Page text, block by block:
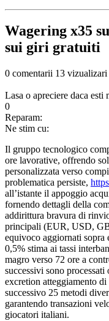
Wagering x35
sui giri gratuiti
0 comentarii 13 vizualizari
Lasa o apreciere daca esti
0
Reparam:
Ne stim cu:
Il gruppo tecnologico
ore lavorative, offrendo
personalizzata verso
problematica persiste,
all’istante il appoggio
fornendo dettagli della
addirittura bravura di
principali (EUR, USD,
equivoco aggiornati sopra
0,5% stima ai tassi
magro verso 72 ore a
successivi sono
excretion atteggiamento
successivo 25 metodi
garantendo transazioni
giocatori italiani.